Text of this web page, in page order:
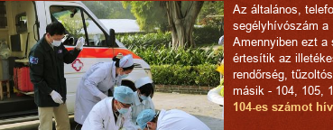
Az általános,
segélyhívószám a
Amennyiben ezt
értesítik az
rendőrség,
másik - 104, 105,
104-es számot